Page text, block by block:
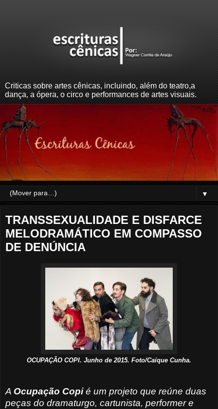
Criticas sobre artes cênicas, incluindo, além do teatro,a
dança, a ópera, o circo e performances de artes visuais.
▼
TRANSSEXUALIDADE E DISFARCE
MELODRAMÁTICO EM COMPASSO
DE DENÚNCIA
OCUPAÇÃO COPI. Junho de 2015. Foto/Caíque Cunha.
A Ocupação Copié um projeto que reúne duas
peças do dramaturgo, cartunista, performer e